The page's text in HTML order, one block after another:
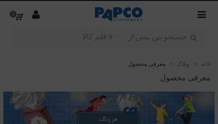
0
خانه > وبلاگ > معرفی محصول
معرفی محصول